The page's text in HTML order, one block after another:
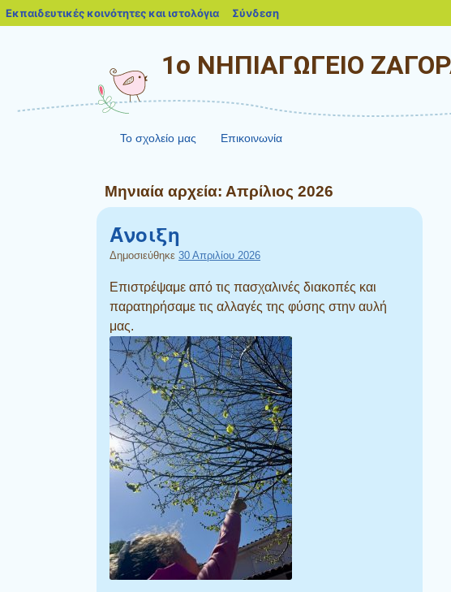
1ο ΝΗΠΙΑΓΩΓΕΙΟ
Το σχολείο μας Επικοινωνία
Μηνιαία αρχεία: Απρίλιος 2026
Άνοιξη
Δημοσιεύθηκε 30 Απριλίου 2026
Επιστρέψαμε από τις πασχαλινές διακοπές και
παρατηρήσαμε τις αλλαγές της φύσης στην αυλή
μας.
Εκπαιδευτικές κοινότητες και ιστολόγια blogs.sch.gr
Σύνδεση